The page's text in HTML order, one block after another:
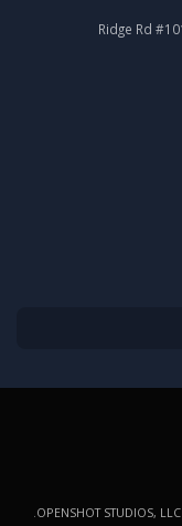
OPENSHOT STUDIOS, LLC
.